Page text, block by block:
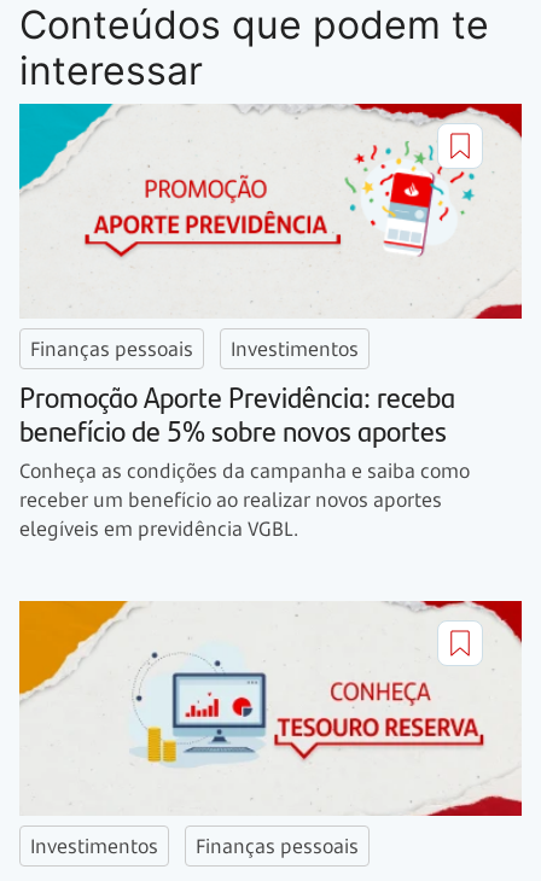
Conteúdos que podem te
interessar
Finanças pessoais Investimentos
Promoção Aporte Previdência: receba
benefício de 5% sobre novos aportes
Conheça as condições da campanha e saiba como
receber um benefício ao realizar novos aportes
elegíveis em previdência VGBL.
Investimentos Finanças pessoais